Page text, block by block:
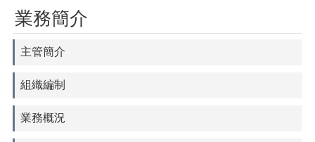
業務簡介
主管簡介
組織編制
業務概況